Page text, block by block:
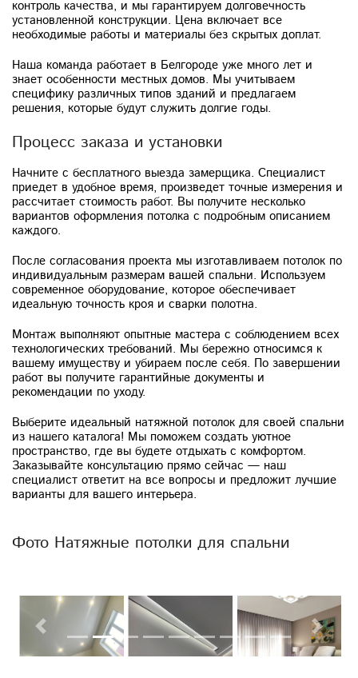
контроль качества, и мы гарантируем долговечность
установленной конструкции. Цена включает все
необходимые работы и материалы без скрытых доплат.
Наша команда работает в Белгороде уже много лет и
знает особенности местных домов. Мы учитываем
специфику различных типов зданий и предлагаем
решения, которые будут служить долгие годы.
Процесс заказа и установки
Начните с бесплатного выезда замерщика. Специалист
приедет в удобное время, произведет точные измерения и
рассчитает стоимость работ. Вы получите несколько
вариантов оформления потолка с подробным описанием
каждого.
После согласования проекта мы изготавливаем потолок по
индивидуальным размерам вашей спальни. Используем
современное оборудование, которое обеспечивает
идеальную точность кроя и сварки полотна.
Монтаж выполняют опытные мастера с соблюдением всех
технологических требований. Мы бережно относимся к
вашему имуществу и убираем после себя. По завершении
работ вы получите гарантийные документы и
рекомендации по уходу.
Выберите идеальный натяжной потолок для своей спальни
из нашего каталога! Мы поможем создать уютное
пространство, где вы будете отдыхать с комфортом.
Заказывайте консультацию прямо сейчас — наш
специалист ответит на все вопросы и предложит лучшие
варианты для вашего интерьера.
Фото Натяжные потолки для спальни
Previous Next